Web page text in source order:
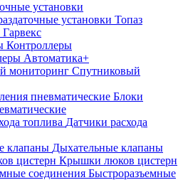
установки
установки Топаз
Контроллеры
Автоматика+
Спутниковый
Блоки
Датчики расхода
Дыхательные клапаны
Крышки люков цистерн
Быстроразъемные